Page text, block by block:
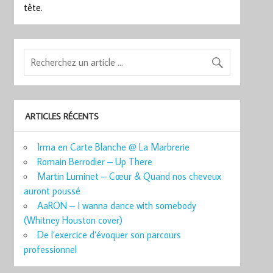
tête.
ARTICLES RÉCENTS
Irma en Carte Blanche @ La Marbrerie
Romain Berrodier – Up There
Martin Luminet – Cœur & Quand nos cheveux
auront poussé
AaRON – I wanna dance with somebody
(Whitney Houston cover)
De l’exercice d’évoquer son parcours
professionnel